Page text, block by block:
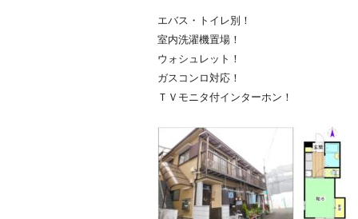
エバス・トイレ別！
室内洗濯機置場！
ウォシュレット！
ガスコンロ対応！
ＴＶモニタ付インターホン！